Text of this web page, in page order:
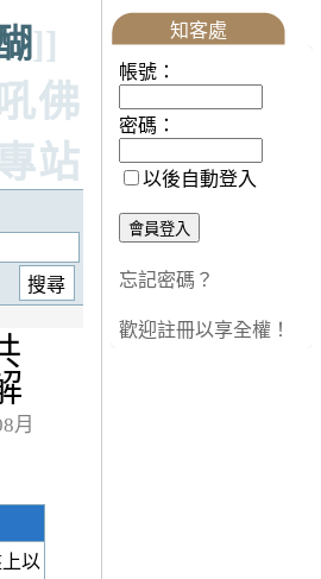
]]
佛
站
月
以
知客處
帳號：
密碼：
以後自動登入
忘記密碼？
歡迎註冊以享全權！